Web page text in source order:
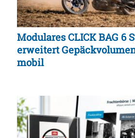
Modulares CLICK BAG 6
erweitert
mobil